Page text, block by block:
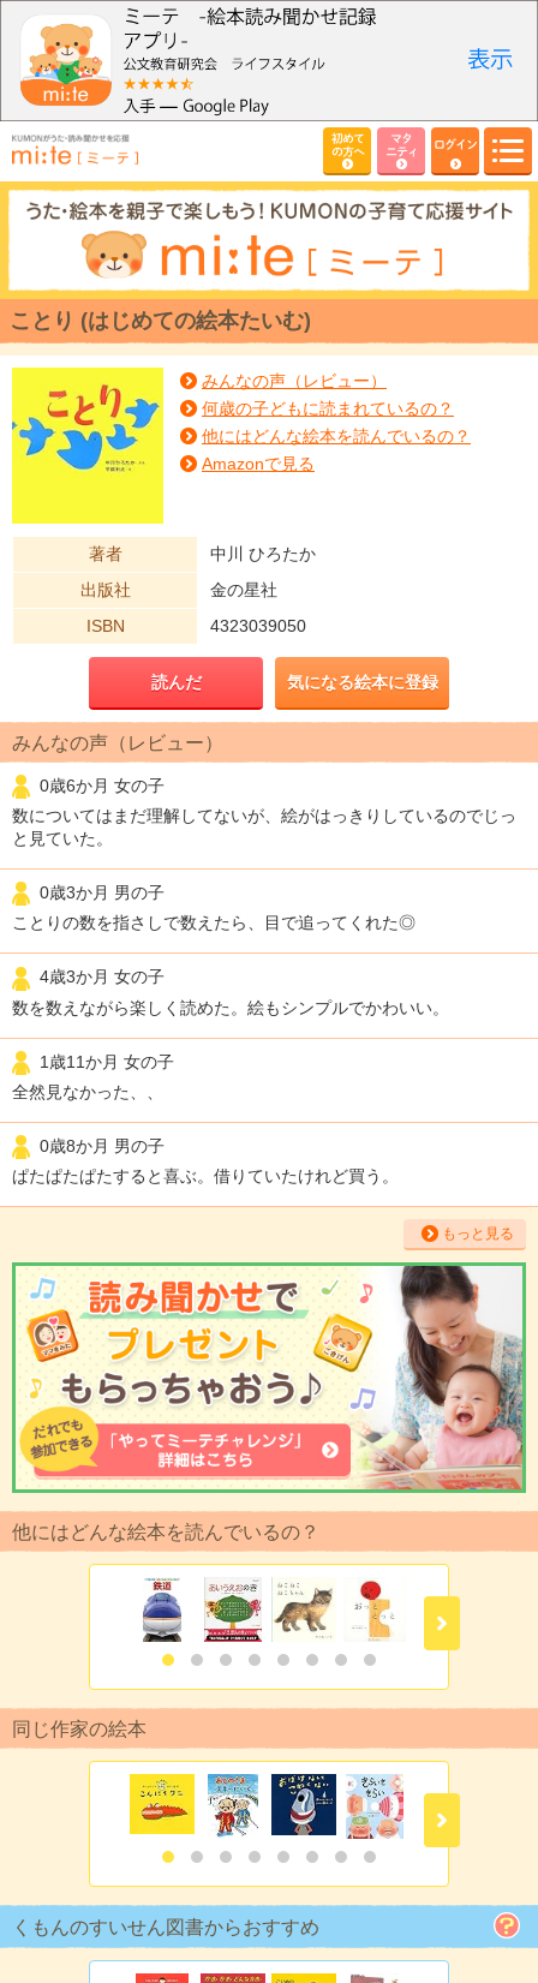
初めて
の方へ
マタ
ニティ
ログイン
ことり (はじめての絵本たいむ)
みんなの声（レビュー）
何歳の子どもに読まれているの？
他にはどんな絵本を読んでいるの？
Amazonで見る
著者
中川 ひろたか
出版社
金の星社
ISBN
4323039050
読んだ 気になる絵本に登録
みんなの声（レビュー）
0歳6か月 女の子
数についてはまだ理解してないが、絵がはっきりしているのでじっ
と見ていた。
0歳3か月 男の子
ことりの数を指さしで数えたら、目で追ってくれた◎
4歳3か月 女の子
数を数えながら楽しく読めた。絵もシンプルでかわいい。
1歳11か月 女の子
全然見なかった、、
0歳8か月 男の子
ぱたぱたぱたすると喜ぶ。借りていたけれど買う。
もっと見る
他にはどんな絵本を読んでいるの？
同じ作家の絵本
くもんのすいせん図書からおすすめ